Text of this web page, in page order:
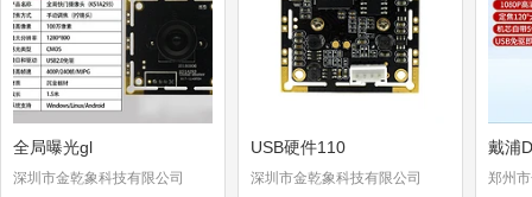
全局曝光gl
深圳市金乾象科技有限公司
USB硬件110
深圳市金乾象科技有限公司
戴浦
郑州